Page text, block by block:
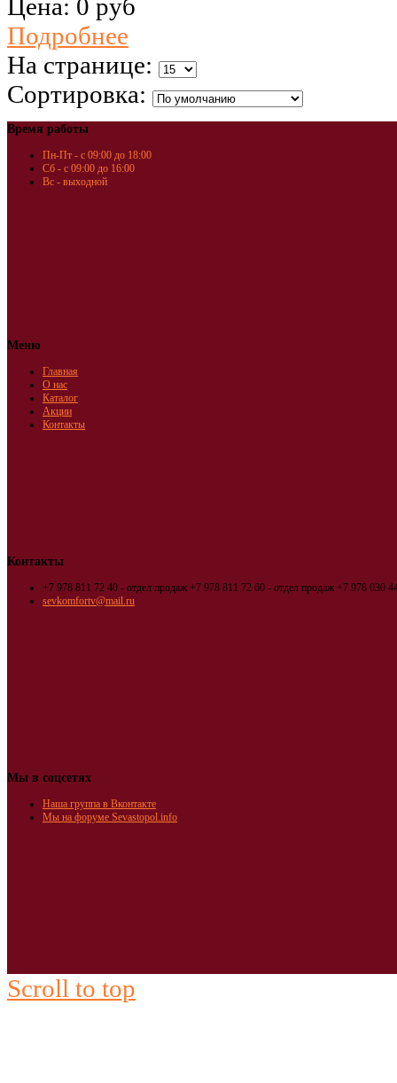
Цена: 0 руб
Подробнее
На странице:
Сортировка:
Время работы
Пн-Пт - с 09:00 до 18:00
Сб - с 09:00 до 16:00
Вс - выходной
Меню
Главная
О нас
Каталог
Акции
Контакты
Контакты
+7 978 811 72 40 - отдел продаж +7 978 811 72 60 - отдел продаж +7 978 030
sevkomfortv@mail.ru
Мы в соцсетях
Наша группа в Вконтакте
Мы на форуме Sevastopol.info
Scroll to top